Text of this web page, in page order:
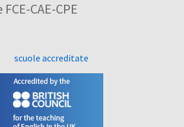
CAE-CPE
scuole accreditate